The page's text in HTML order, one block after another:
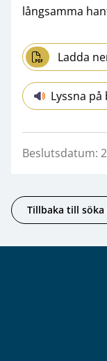
långsamma
Ladda
Lyssna på
Beslutsdatum:
Tillbaka till